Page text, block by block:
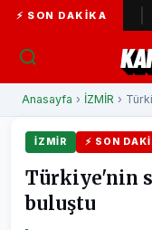
⚡ SON DAKIKA
ilgi... Kaf
Anasayfa › İZMİR ›
İZMİR ⚡ SON
Türkiye'nin
buluştu